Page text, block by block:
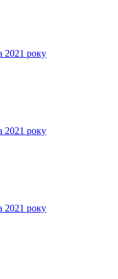
2021 року
2021 року
2021 року